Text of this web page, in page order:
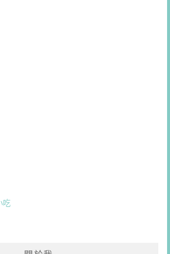
吃